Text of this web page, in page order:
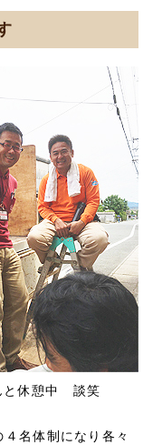
と休憩中 談笑
名体制になり各々